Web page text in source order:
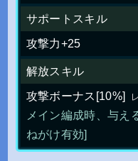
サポートスキル
攻撃力+25
解放スキル
攻撃ボーナス[10%]
メイン編成時、与え
ねがけ有効]